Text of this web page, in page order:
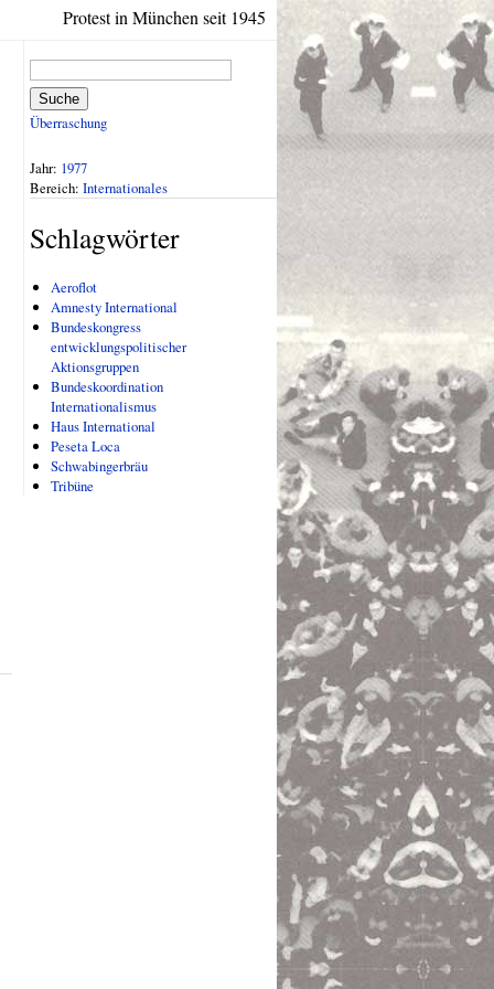
Protest in München seit 1945
Suche
Überraschung
Jahr: 1977
Bereich: Internationales
Schlagwörter
Aeroflot
Amnesty International
Bundeskongress
entwicklungspolitischer
Aktionsgruppen
Bundeskoordination
Internationalismus
Haus International
Peseta Loca
Schwabingerbräu
Tribüne